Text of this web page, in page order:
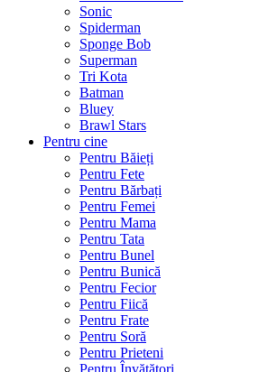
Sonic
Spiderman
Sponge Bob
Superman
Tri Kota
Batman
Bluey
Brawl Stars
Pentru cine
Pentru Băieți
Pentru Fete
Pentru Bărbați
Pentru Femei
Pentru Mama
Pentru Tata
Pentru Bunel
Pentru Bunică
Pentru Fecior
Pentru Fiică
Pentru Frate
Pentru Soră
Pentru Prieteni
Pentru Învățători